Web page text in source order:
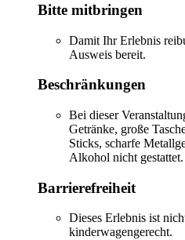
Bitte mitbringen
Damit Ihr Erlebnis
Ausweis bereit.
Beschränkungen
Bei dieser
Getränke, große
Sticks, scharfe
Alkohol nicht gestattet.
Barrierefreiheit
Dieses Erlebnis ist
kinderwagengerecht.